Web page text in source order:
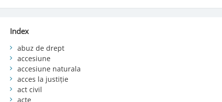
Index
abuz de drept
accesiune
accesiune naturala
acces la justiție
act civil
acte